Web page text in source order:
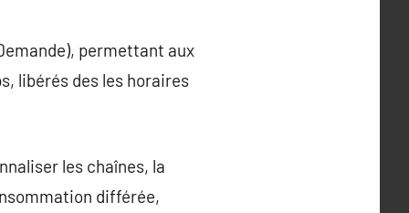
permettant aux
libérés des les horaires
les chaînes, la
différée,